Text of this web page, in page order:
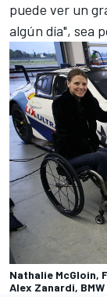
puede ver un
algún día", sea
Nathalie McGloin,
Alex Zanardi, BMW